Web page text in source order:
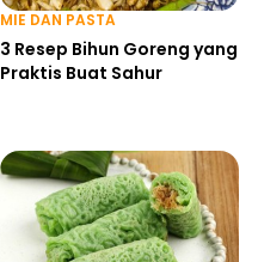
MIE DAN PASTA
3 Resep Bihun Goreng yang
Praktis Buat Sahur